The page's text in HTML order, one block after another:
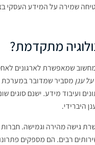
שמירה על המידע העסקי
מתקדמת?
שמאפשרת לארגונים
ענן מסביר שמדובר
ועיבוד מידע. ישנם סוגים
היברידי.
גישה מהירה וגמישה. חברות
רבים. הם מספקים